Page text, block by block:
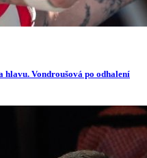
hlavu. Vondroušová po odhalení